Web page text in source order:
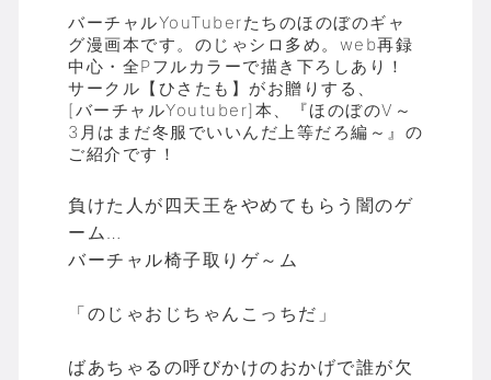
バーチャルYouTuberたちのほのぼのギャ
グ漫画本です。のじゃシロ多め。web再録
中心・全Pフルカラーで描き下ろしあり！
サークル【ひさたも】がお贈りする、
[バーチャルYoutuber]本、『ほのぼのV～
3月はまだ冬服でいいんだ上等だろ編～』の
ご紹介です！
負けた人が四天王をやめてもらう闇のゲ
ーム…
バーチャル椅子取りゲ～ム
「のじゃおじちゃんこっちだ」
ばあちゃるの呼びかけのおかげで誰が欠